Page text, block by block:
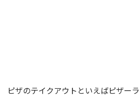
ピザのテイクアウトといえばピザー